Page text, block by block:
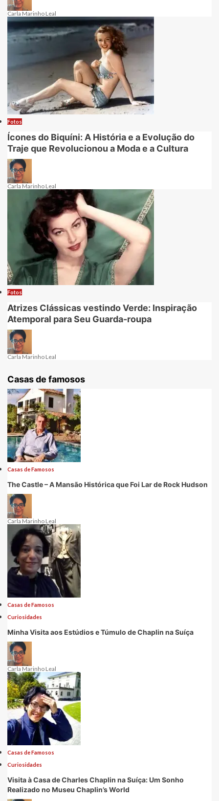
Carla Marinho Leal
Fotos
Ícones do Biquíni: A História e a Evolução do
Traje que Revolucionou a Moda e a Cultura
Carla Marinho Leal
Fotos
Atrizes Clássicas vestindo Verde: Inspiração
Atemporal para Seu Guarda-roupa
Carla Marinho Leal
Casas de famosos
Casas de Famosos
The Castle – A Mansão Histórica que Foi Lar de Rock Hudson
Carla Marinho Leal
Casas de Famosos
Curiosidades
Minha Visita aos Estúdios e Túmulo de Chaplin na Suíça
Carla Marinho Leal
Casas de Famosos
Curiosidades
Visita à Casa de Charles Chaplin na Suíça: Um Sonho
Realizado no Museu Chaplin’s World